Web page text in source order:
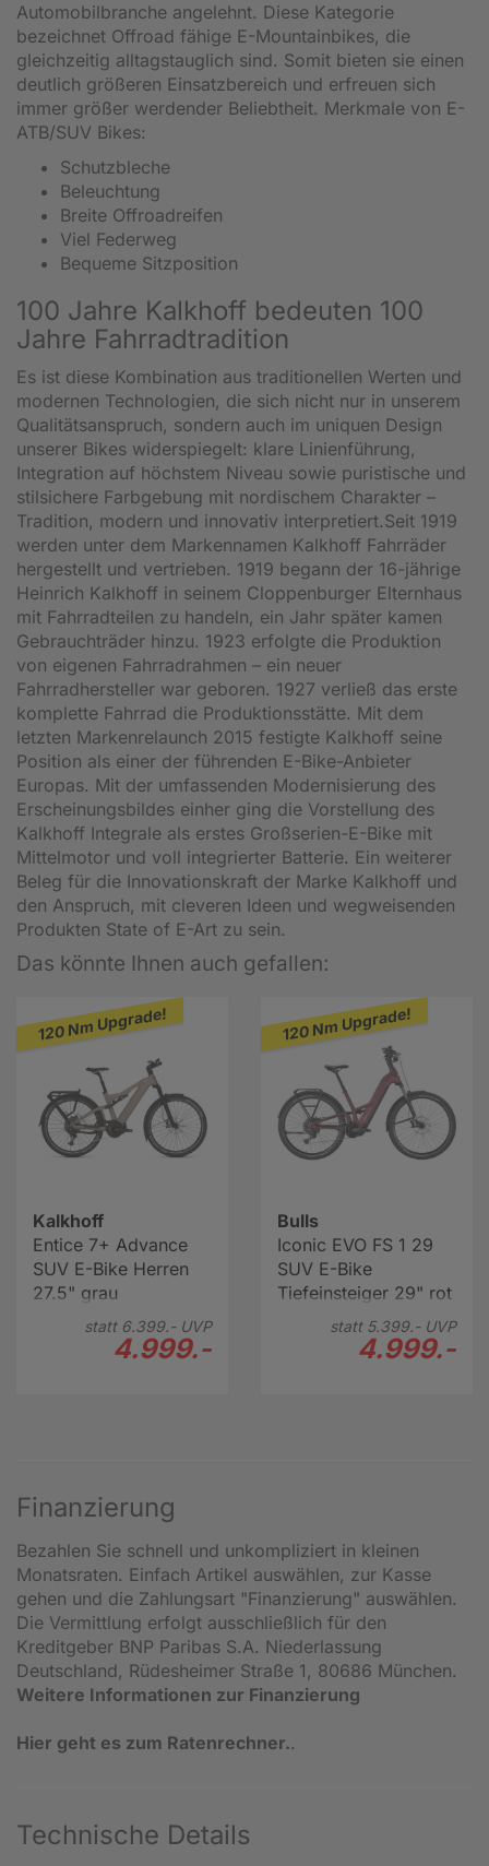
Automobilbranche angelehnt. Diese Kategorie
bezeichnet Offroad fähige E-Mountainbikes, die
gleichzeitig alltagstauglich sind. Somit bieten sie einen
deutlich größeren Einsatzbereich und erfreuen sich
immer größer werdender Beliebtheit. Merkmale von E-
ATB/SUV Bikes:
Schutzbleche
Beleuchtung
Breite Offroadreifen
Viel Federweg
Bequeme Sitzposition
100 Jahre Kalkhoff bedeuten 100
Jahre Fahrradtradition
Es ist diese Kombination aus traditionellen Werten und
modernen Technologien, die sich nicht nur in unserem
Qualitätsanspruch, sondern auch im uniquen Design
unserer Bikes widerspiegelt: klare Linienführung,
Integration auf höchstem Niveau sowie puristische und
stilsichere Farbgebung mit nordischem Charakter –
Tradition, modern und innovativ interpretiert.Seit 1919
werden unter dem Markennamen Kalkhoff Fahrräder
hergestellt und vertrieben. 1919 begann der 16-jährige
Heinrich Kalkhoff in seinem Cloppenburger Elternhaus
mit Fahrradteilen zu handeln, ein Jahr später kamen
Gebrauchträder hinzu. 1923 erfolgte die Produktion
von eigenen Fahrradrahmen – ein neuer
Fahrradhersteller war geboren. 1927 verließ das erste
komplette Fahrrad die Produktionsstätte. Mit dem
letzten Markenrelaunch 2015 festigte Kalkhoff seine
Position als einer der führenden E-Bike-Anbieter
Europas. Mit der umfassenden Modernisierung des
Erscheinungsbildes einher ging die Vorstellung des
Kalkhoff Integrale als erstes Großserien-E-Bike mit
Mittelmotor und voll integrierter Batterie. Ein weiterer
Beleg für die Innovationskraft der Marke Kalkhoff und
den Anspruch, mit cleveren Ideen und wegweisenden
Produkten State of E-Art zu sein.
Das könnte Ihnen auch gefallen:
120 Nm Upgrade!
Kalkhoff
Entice 7+ Advance
SUV E-Bike Herren
27.5" grau
statt 6.399.-UVP
4.999.-
120 Nm Upgrade!
Bulls
Iconic EVO FS 1 29
SUV E-Bike
Tiefeinsteiger 29" rot
statt 5.399.-UVP
4.999.-
Finanzierung
Bezahlen Sie schnell und unkompliziert in kleinen
Monatsraten. Einfach Artikel auswählen, zur Kasse
gehen und die Zahlungsart "Finanzierung" auswählen.
Die Vermittlung erfolgt ausschließlich für den
Kreditgeber BNP Paribas S.A. Niederlassung
Deutschland, Rüdesheimer Straße 1, 80686 München.
Weitere Informationen zur Finanzierung
Hier geht es zum Ratenrechner..
Technische Details